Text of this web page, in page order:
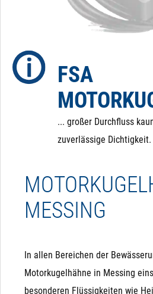
FSA
... großer Durchfluss
zuverlässige Dichtigkeit.
MESSING
In allen Bereichen der
Motorkugelhähne in Messing
besonderen Flüssigkeiten wie